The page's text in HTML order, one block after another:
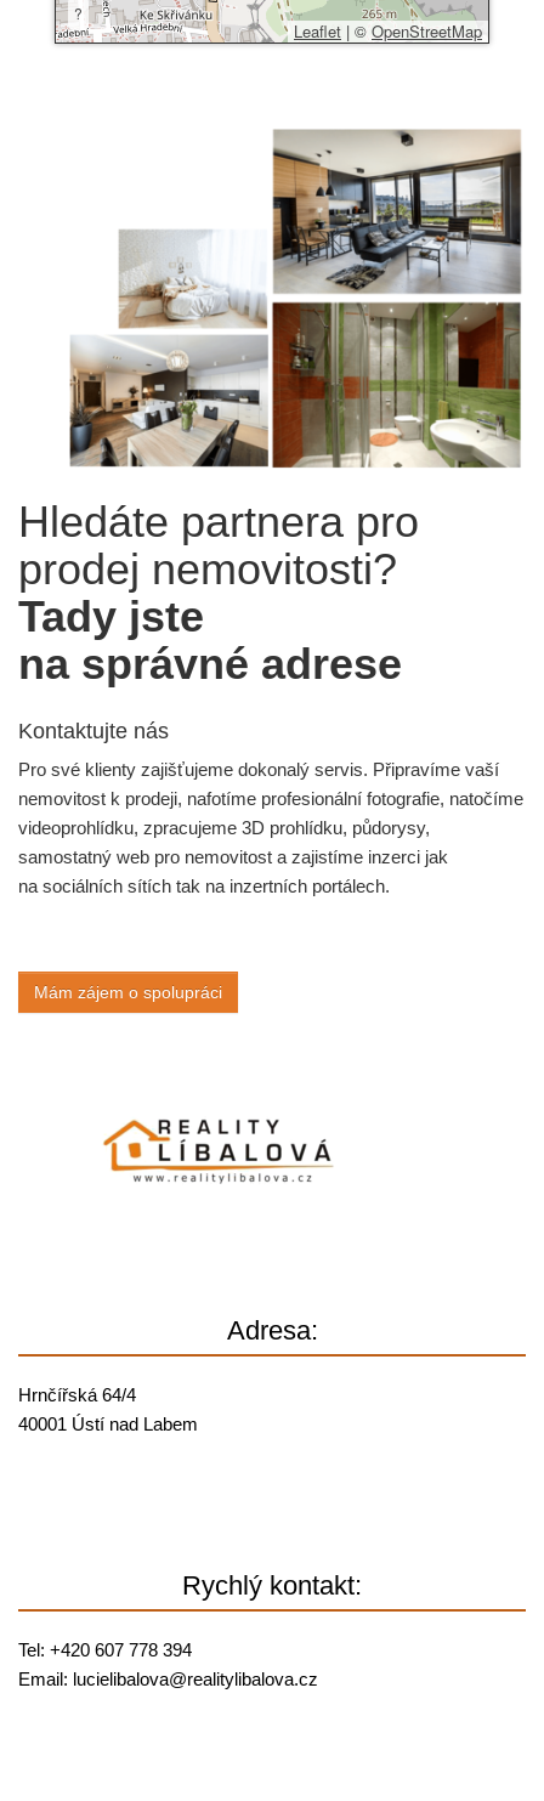
?
Leaflet | © OpenStreetMap
Hledáte partnera pro
prodej nemovitosti?
Tady jste
na správné adrese
Kontaktujte nás
Pro své klienty zajišťujeme dokonalý servis. Připravíme vaší
nemovitost k prodeji, nafotíme profesionální fotografie, natočíme
videoprohlídku, zpracujeme 3D prohlídku, půdorysy,
samostatný web pro nemovitost a zajistíme inzerci jak
na sociálních sítích tak na inzertních portálech.
Mám zájem o spolupráci
Adresa:
Hrnčířská 64/4
40001 Ústí nad Labem
Rychlý kontakt:
Tel: +420 607 778 394
Email: lucielibalova@realitylibalova.cz